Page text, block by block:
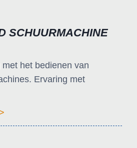
SCHUURMACHINE
het bedienen van
Ervaring met